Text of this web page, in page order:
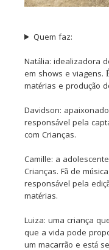
Quem faz:
Natália: idealizadora
em shows e viagens.
matérias e produção
Davidson:
responsável pela
com Crianças.
Camille: a
Crianças. Fã de
responsável pela
matérias.
Luiza: uma criança
que a vida pode
um macarrão e está